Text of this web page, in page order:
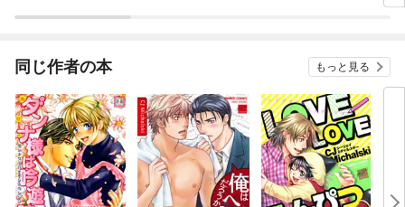
今
同じ作者の本 もっと見る